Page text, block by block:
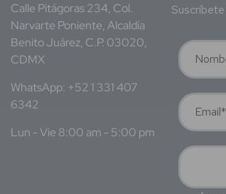
Calle Pitágoras 234, Col.
Narvarte Poniente, Alcaldía
Benito Juárez, C.P. 03020,
CDMX
WhatsApp: +52 1 331 407
6342
Lun - Vie 8:00 am - 5:00 pm